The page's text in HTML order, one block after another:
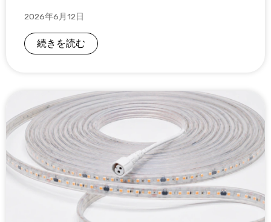
2026年6月12日
続きを読む